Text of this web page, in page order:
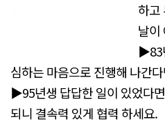
하고
날이
▶83
심하는 마음으로 진행해 나간
▶95년생 답답한 일이 있었다
되니 결속력 있게 협력 하세요.